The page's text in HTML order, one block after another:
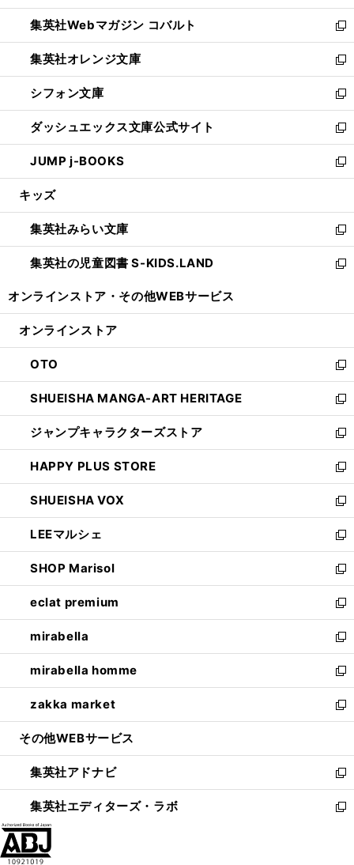
開
く
ウ
で
開
く
ン
ド
ウ
で
開
く
ウ
ィ
ン
ド
ウ
で
開
く
集英社Webマガジン コバルト
新
し
い
ウ
ィ
ン
ド
ウ
で
開
集英社オレンジ文庫
新
し
い
ウ
ィ
ン
ド
ウ
開
く
シフォン文庫
新
し
い
ウ
ィ
ン
ウ
で
開
く
ダッシュエックス文庫公式サイト
新
し
い
ウ
ン
ド
ウ
で
JUMP j-BOOKS
新
し
ウ
ィ
ン
ド
開
キッズ
集英社みらい文庫
新
し
い
ン
ウ
で
開
く
集英社の児童図書 S-KIDS.LAND
新
ウ
ン
ド
ウ
で
開
く
オンラインストア・ その他WEBサービス
オンラインストア
OTO
新
し
い
ウ
ィ
ン
ド
ウ
で
開
く
SHUEISHA MANGA-ART HERITAGE
新
し
い
ウ
ィ
ン
ド
ウ
で
開
く
ジャンプキャラクターズストア
新
し
い
ウ
ィ
ン
ド
ウ
で
開
く
HAPPY PLUS STORE
新
し
い
ウ
ィ
ン
ド
ウ
で
開
く
SHUEISHA VOX
新
し
い
ウ
ィ
ン
ド
ウ
で
開
く
LEEマルシェ
新
し
い
ウ
ィ
ン
ド
ウ
で
開
く
SHOP Marisol
新
し
い
ウ
ィ
ン
ド
ウ
で
開
eclat premium
新
し
い
ウ
ィ
ン
ド
ウ
開
く
mirabella
新
し
い
ウ
ィ
ン
ウ
で
開
く
mirabella homme
新
し
い
ウ
ン
ド
ウ
で
zakka market
新
し
ウ
ィ
ン
ド
その他WEBサービス
集英社アドナビ
新
し
い
集英社エディターズ・ラボ
新